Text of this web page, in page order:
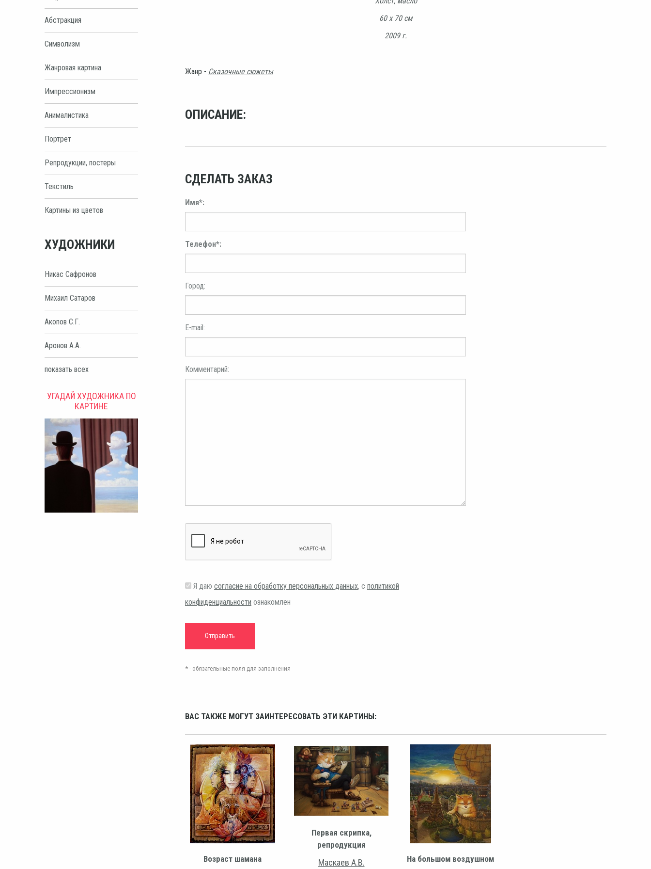
Абстракция
Символизм
Жанровая картина
Импрессионизм
Анималистика
Портрет
Репродукции, постеры
Текстиль
Картины из цветов
ХУДОЖНИКИ
Никас Сафронов
Михаил Сатаров
Акопов С.Г.
Аронов А.А.
показать всех
УГАДАЙ ХУДОЖНИКА ПО
КАРТИНЕ
60 х 70 см
2009 г.
Жанр - Сказочные сюжеты
ОПИСАНИЕ:
СДЕЛАТЬ ЗАКАЗ
Имя*:
Телефон*:
Город:
E-mail:
Комментарий:
Я даю согласие на обработку персональных данных, с политикой
конфиденциальности ознакомлен
* - обязательные поля для заполнения
ВАС ТАКЖЕ МОГУТ ЗАИНТЕРЕСОВАТЬ ЭТИ КАРТИНЫ:
Возраст шамана
Первая скрипка,
репродукция
Маскаев А.В.
На большом воздушном